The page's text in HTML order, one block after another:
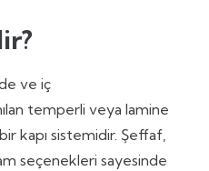
ve iç
temperli veya lamine
kapı sistemidir. Şeffaf,
seçenekleri sayesinde